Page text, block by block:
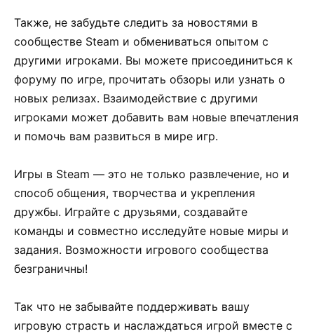
Также, не забудьте следить за новостями в
сообществе Steam и обмениваться опытом с
другими игроками. Вы можете присоединиться к
форуму по игре, прочитать обзоры или узнать о
новых релизах. Взаимодействие с другими
игроками может добавить вам новые впечатления
и помочь вам развиться в мире игр.
Игры в Steam — это не только развлечение, но и
способ общения, творчества и укрепления
дружбы. Играйте с друзьями, создавайте
команды и совместно исследуйте новые миры и
задания. Возможности игрового сообщества
безграничны!
Так что не забывайте поддерживать вашу
игровую страсть и наслаждаться игрой вместе с